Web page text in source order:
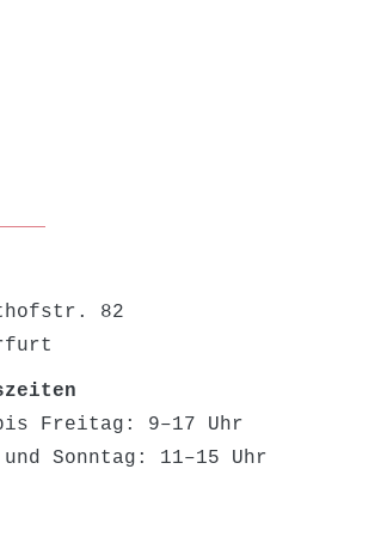
82
Freitag: 9–17 Uhr
und Sonntag: 11–15 Uhr